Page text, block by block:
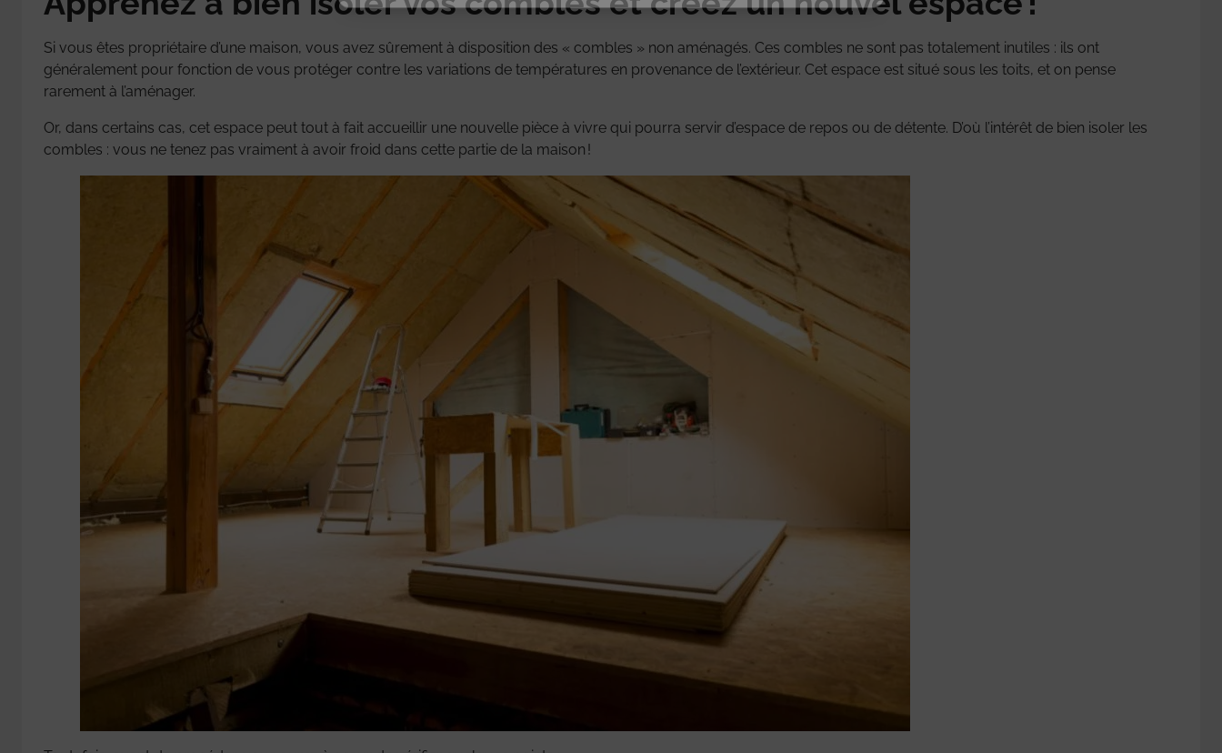
Si vous êtes propriétaire d’une maison, vous avez sûrement à disposition des « combles » non aménagés. Ces combles ne sont pas totalement inutiles : ils ont
généralement pour fonction de vous protéger contre les variations de températures en provenance de l’extérieur. Cet espace est situé sous les toits, et on pense
rarement à l’aménager.
Or, dans certains cas, cet espace peut tout à fait accueillir une nouvelle pièce à vivre qui pourra servir d’espace de repos ou de détente. D’où l’intérêt de bien isoler les
combles : vous ne tenez pas vraiment à avoir froid dans cette partie de la maison !